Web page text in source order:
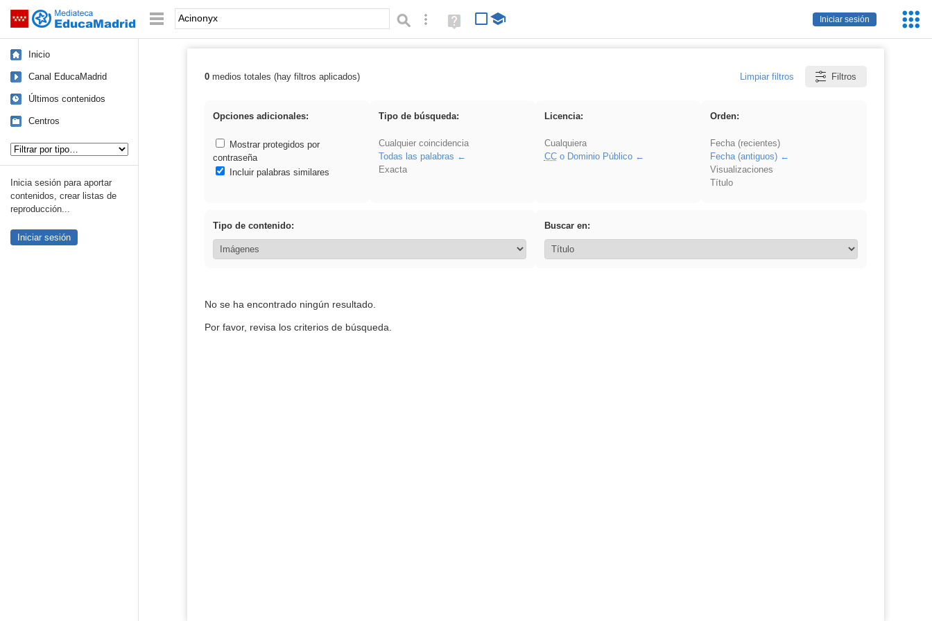
Saltar navegación
Iniciar sesión
Palabra o frase: Búsqueda avanzada
Ayuda
(en
Inicio
Canal EducaMadrid
Últimos contenidos
Centros
Inicia sesión para aportar
contenidos, crear listas de
reproducción...
Iniciar sesión
Resultados de: Acinonyx
0medios totales (hay filtros aplicados) Limpiar filtros Filtros
Opciones adicionales:
Mostrar protegidos por
contraseña
Incluir palabras similares
Tipo de búsqueda:
Cualquier coincidencia
Todas las palabras
Exacta
Licencia:
Cualquiera
CCo Dominio Público
Orden:
Fecha (recientes)
Fecha (antiguos)
Visualizaciones
Título
Tipo de contenido: Buscar en:
No se ha encontrado ningún resultado.
Por favor, revisa los criterios de búsqueda.